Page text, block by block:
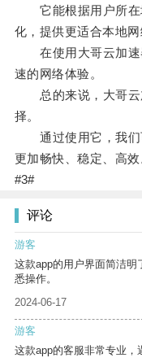
它能根据用户所在
化，提供更适合本地网
在使用大哥云加速
速的网络体验。
总的来说，大哥云
择。
通过使用它，我们
更加畅快、稳定、高效
#3#
评论
游客
这款app的用户界面简洁
悉操作。
2024-06-17
游客
这款app的客服非常专业